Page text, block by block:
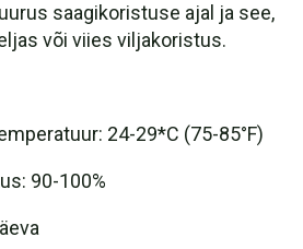
saagikoristuse ajal ja see,
või viies viljakoristus.
24-29*C (75-85°F)
90-100%